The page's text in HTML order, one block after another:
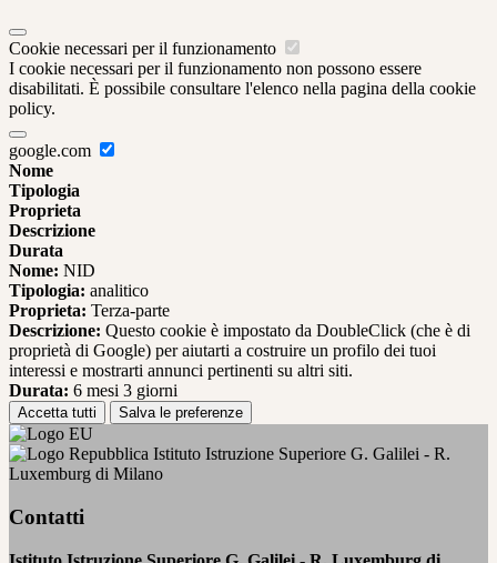
Cookie necessari per il funzionamento
I cookie necessari per il funzionamento non possono essere
disabilitati. È possibile consultare l'elenco nella pagina della cookie
policy.
google.com
Nome
Tipologia
Proprieta
Descrizione
Durata
Nome: NID
Tipologia: analitico
Proprieta: Terza-parte
Descrizione: Questo cookie è impostato da DoubleClick (che è di
proprietà di Google) per aiutarti a costruire un profilo dei tuoi
interessi e mostrarti annunci pertinenti su altri siti.
Durata: 6 mesi 3 giorni
Accetta tutti Salva le preferenze
Istituto Istruzione Superiore G. Galilei - R.
Luxemburg di Milano
Contatti